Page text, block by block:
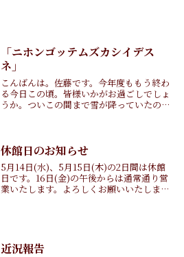
「ニホンゴッテムズカシイデス
ネ」
こんばんは。佐藤です。今年度ももう終わ
る今日この頃。皆様いかがお過ごしでしょ
うか。ついこの間まで雪が降っていたの
いことに、柏屋旅...
休館日のお知らせ
5月14日(水)、5月15日(木)の2日間は休館
日です。16日(金)の午後からは通常通り営
業いたします。よろしくお願いいたしま
近況報告